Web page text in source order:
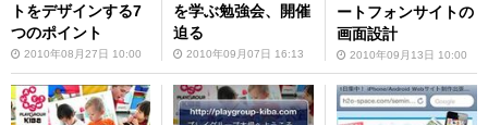
トをデザインする7
つのポイント
2010年08月27日 10:00
を学ぶ勉強会、開催
迫る
2010年09月07日 16:13
ートフォンサイトの
画面設計
2010年09月13日 10:00